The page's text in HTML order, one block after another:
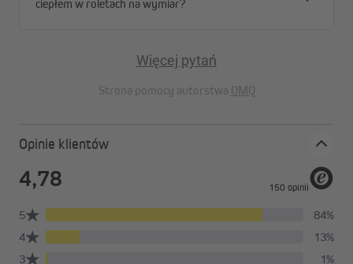
regulację ilości światła według Twoich potrzeb, a wszystkie
Tkaniny przyciemniające
ciepłem w roletach na wymiar?
Więcej pytań
Strona pomocy autorstwa OMQ
Opinie klientów